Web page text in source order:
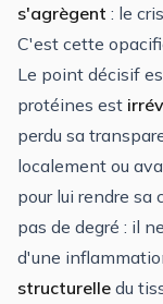
s'agrègent : le
C'est cette
Le point décisif
protéines est
perdu sa
localement ou
pour lui rendre sa
pas de degré : il
d'une
structurelle du